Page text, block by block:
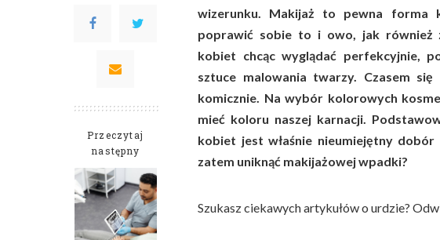
Przeczytaj
następny
wizerunku. Makijaż to pewna forma
poprawić sobie to i owo, jak również
kobiet chcąc wyglądać perfekcyjnie,
sztuce malowania twarzy. Czasem
komicznie. Na wybór kolorowych
mieć koloru naszej karnacji.
kobiet jest właśnie nieumiejętny
zatem uniknąć makijażowej wpadki?
Szukasz ciekawych artykułów o urdzie?